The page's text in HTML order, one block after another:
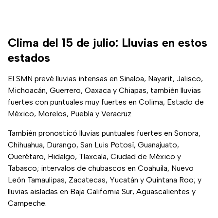
Clima del 15 de julio: Lluvias en estos
estados
El SMN prevé lluvias intensas en Sinaloa, Nayarit, Jalisco,
Michoacán, Guerrero, Oaxaca y Chiapas, también lluvias
fuertes con puntuales muy fuertes en Colima, Estado de
México, Morelos, Puebla y Veracruz.
También pronosticó lluvias puntuales fuertes en Sonora,
Chihuahua, Durango, San Luis Potosí, Guanajuato,
Querétaro, Hidalgo, Tlaxcala, Ciudad de México y
Tabasco; intervalos de chubascos en Coahuila, Nuevo
León Tamaulipas, Zacatecas, Yucatán y Quintana Roo; y
lluvias aisladas en Baja California Sur, Aguascalientes y
Campeche.